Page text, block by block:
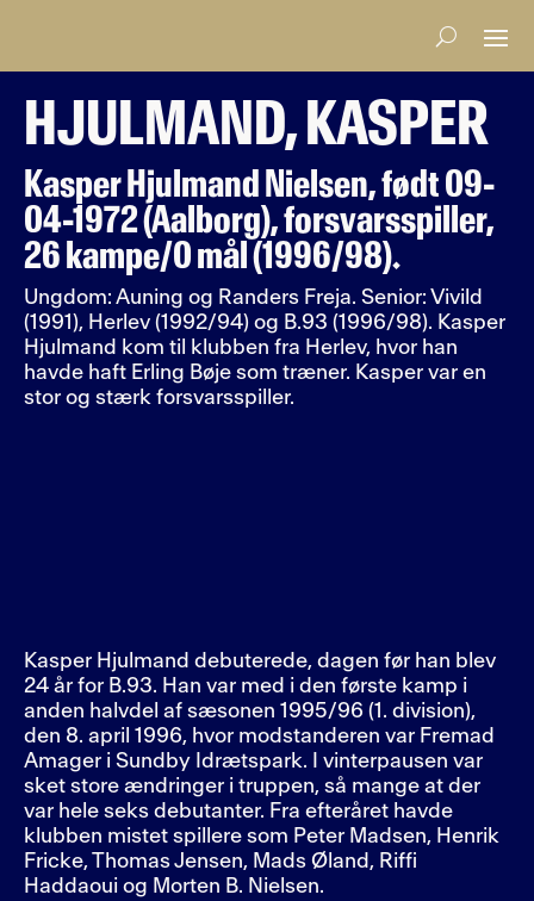
HJULMAND, KASPER
Kasper Hjulmand Nielsen, født 09-
04-1972 (Aalborg), forsvarsspiller,
26 kampe/0 mål (1996/98).
Ungdom: Auning og Randers Freja. Senior: Vivild
(1991), Herlev (1992/94) og B.93 (1996/98). Kasper
Hjulmand kom til klubben fra Herlev, hvor han
havde haft Erling Bøje som træner. Kasper var en
stor og stærk forsvarsspiller.
Kasper Hjulmand debuterede, dagen før han blev
24 år for B.93. Han var med i den første kamp i
anden halvdel af sæsonen 1995/96 (1. division),
den 8. april 1996, hvor modstanderen var Fremad
Amager i Sundby Idrætspark. I vinterpausen var
sket store ændringer i truppen, så mange at der
var hele seks debutanter. Fra efteråret havde
klubben mistet spillere som Peter Madsen, Henrik
Fricke, Thomas Jensen, Mads Øland, Riffi
Haddaoui og Morten B. Nielsen.